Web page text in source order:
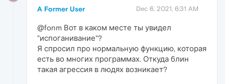
A Former User Dec 6, 2021, 6:31 AM
@fonm Вот в каком месте ты увидел
"испоганивание"?
Я спросил про нормальную функцию, которая
есть во многих программах. Откуда блин
такая агрессия в людях возникает?